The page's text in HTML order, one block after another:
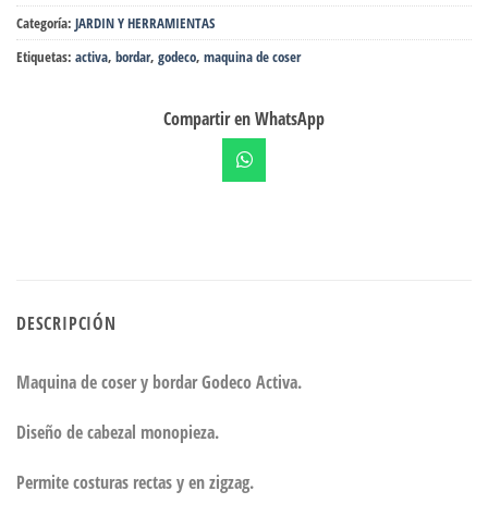
Categoría: JARDIN Y HERRAMIENTAS
Etiquetas: activa, bordar, godeco, maquina de coser
Compartir en WhatsApp
DESCRIPCIÓN
Maquina de coser y bordar Godeco Activa.
Diseño de cabezal monopieza.
Permite costuras rectas y en zigzag.